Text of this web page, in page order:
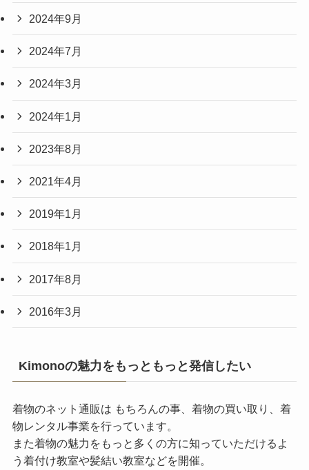
2024年9月
2024年7月
2024年3月
2024年1月
2023年8月
2021年4月
2019年1月
2018年1月
2017年8月
2016年3月
Kimonoの魅力をもっともっと発信したい
着物のネット通販は もちろんの事、着物の買い取り、着
物レンタル事業を行っています。
また着物の魅力をもっと多くの方に知っていただけるよ
う着付け教室や髪結い教室などを開催。